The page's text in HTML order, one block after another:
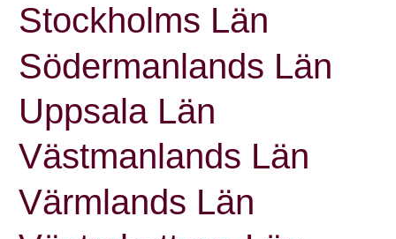
Stockholms Län
Södermanlands Län
Uppsala Län
Västmanlands Län
Värmlands Län